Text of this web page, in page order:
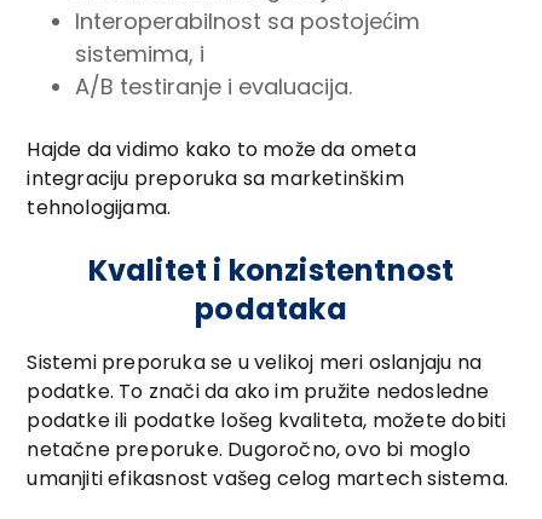
Interoperabilnost sa postojećim
sistemima, i
A/B testiranje i evaluacija.
Hajde da vidimo kako to može da ometa
integraciju preporuka sa marketinškim
tehnologijama.
Kvalitet i konzistentnost
podataka
Sistemi preporuka se u velikoj meri oslanjaju na
podatke. To znači da ako im pružite nedosledne
podatke ili podatke lošeg kvaliteta, možete dobiti
netačne preporuke. Dugoročno, ovo bi moglo
umanjiti efikasnost vašeg celog martech sistema.